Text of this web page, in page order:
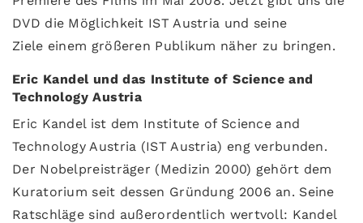
DVD die Möglichkeit IST Austria und seine
Ziele einem größeren Publikum näher zu bringen.
Eric Kandel und das Institute of Science and
Technology Austria
Eric Kandel ist dem Institute of Science and
Technology Austria (IST Austria) eng verbunden.
Der Nobelpreisträger (Medizin 2000) gehört dem
Kuratorium seit dessen Gründung 2006 an. Seine
Ratschläge sind außerordentlich wertvoll: Kandel